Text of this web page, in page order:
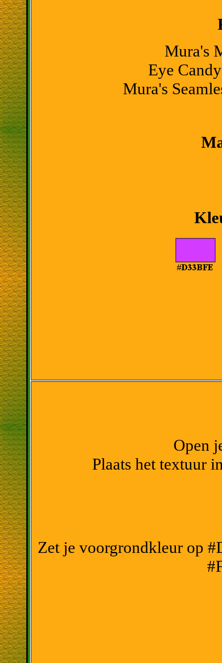
Mura's
Eye
Mura's
Open
Plaats het textuur
Zet je voorgrondkleur op